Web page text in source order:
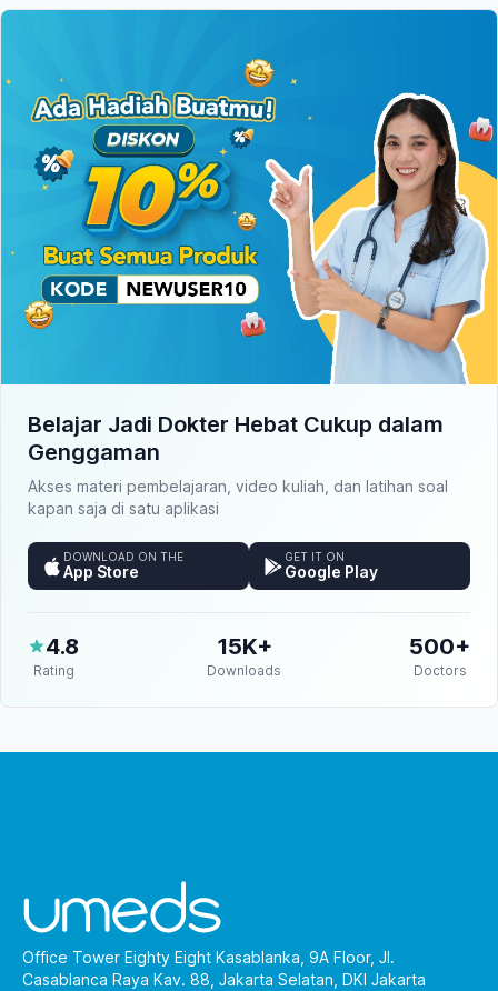
Belajar Jadi Dokter Hebat Cukup dalam
Genggaman
Akses materi pembelajaran, video kuliah, dan latihan soal
kapan saja di satu aplikasi
DOWNLOAD ON THE
App Store
GET IT ON
Google Play
4.8
Rating
15K+
Downloads
500+
Doctors
Office Tower Eighty Eight Kasablanka, 9A Floor, Jl.
Casablanca Raya Kav. 88, Jakarta Selatan, DKI Jakarta